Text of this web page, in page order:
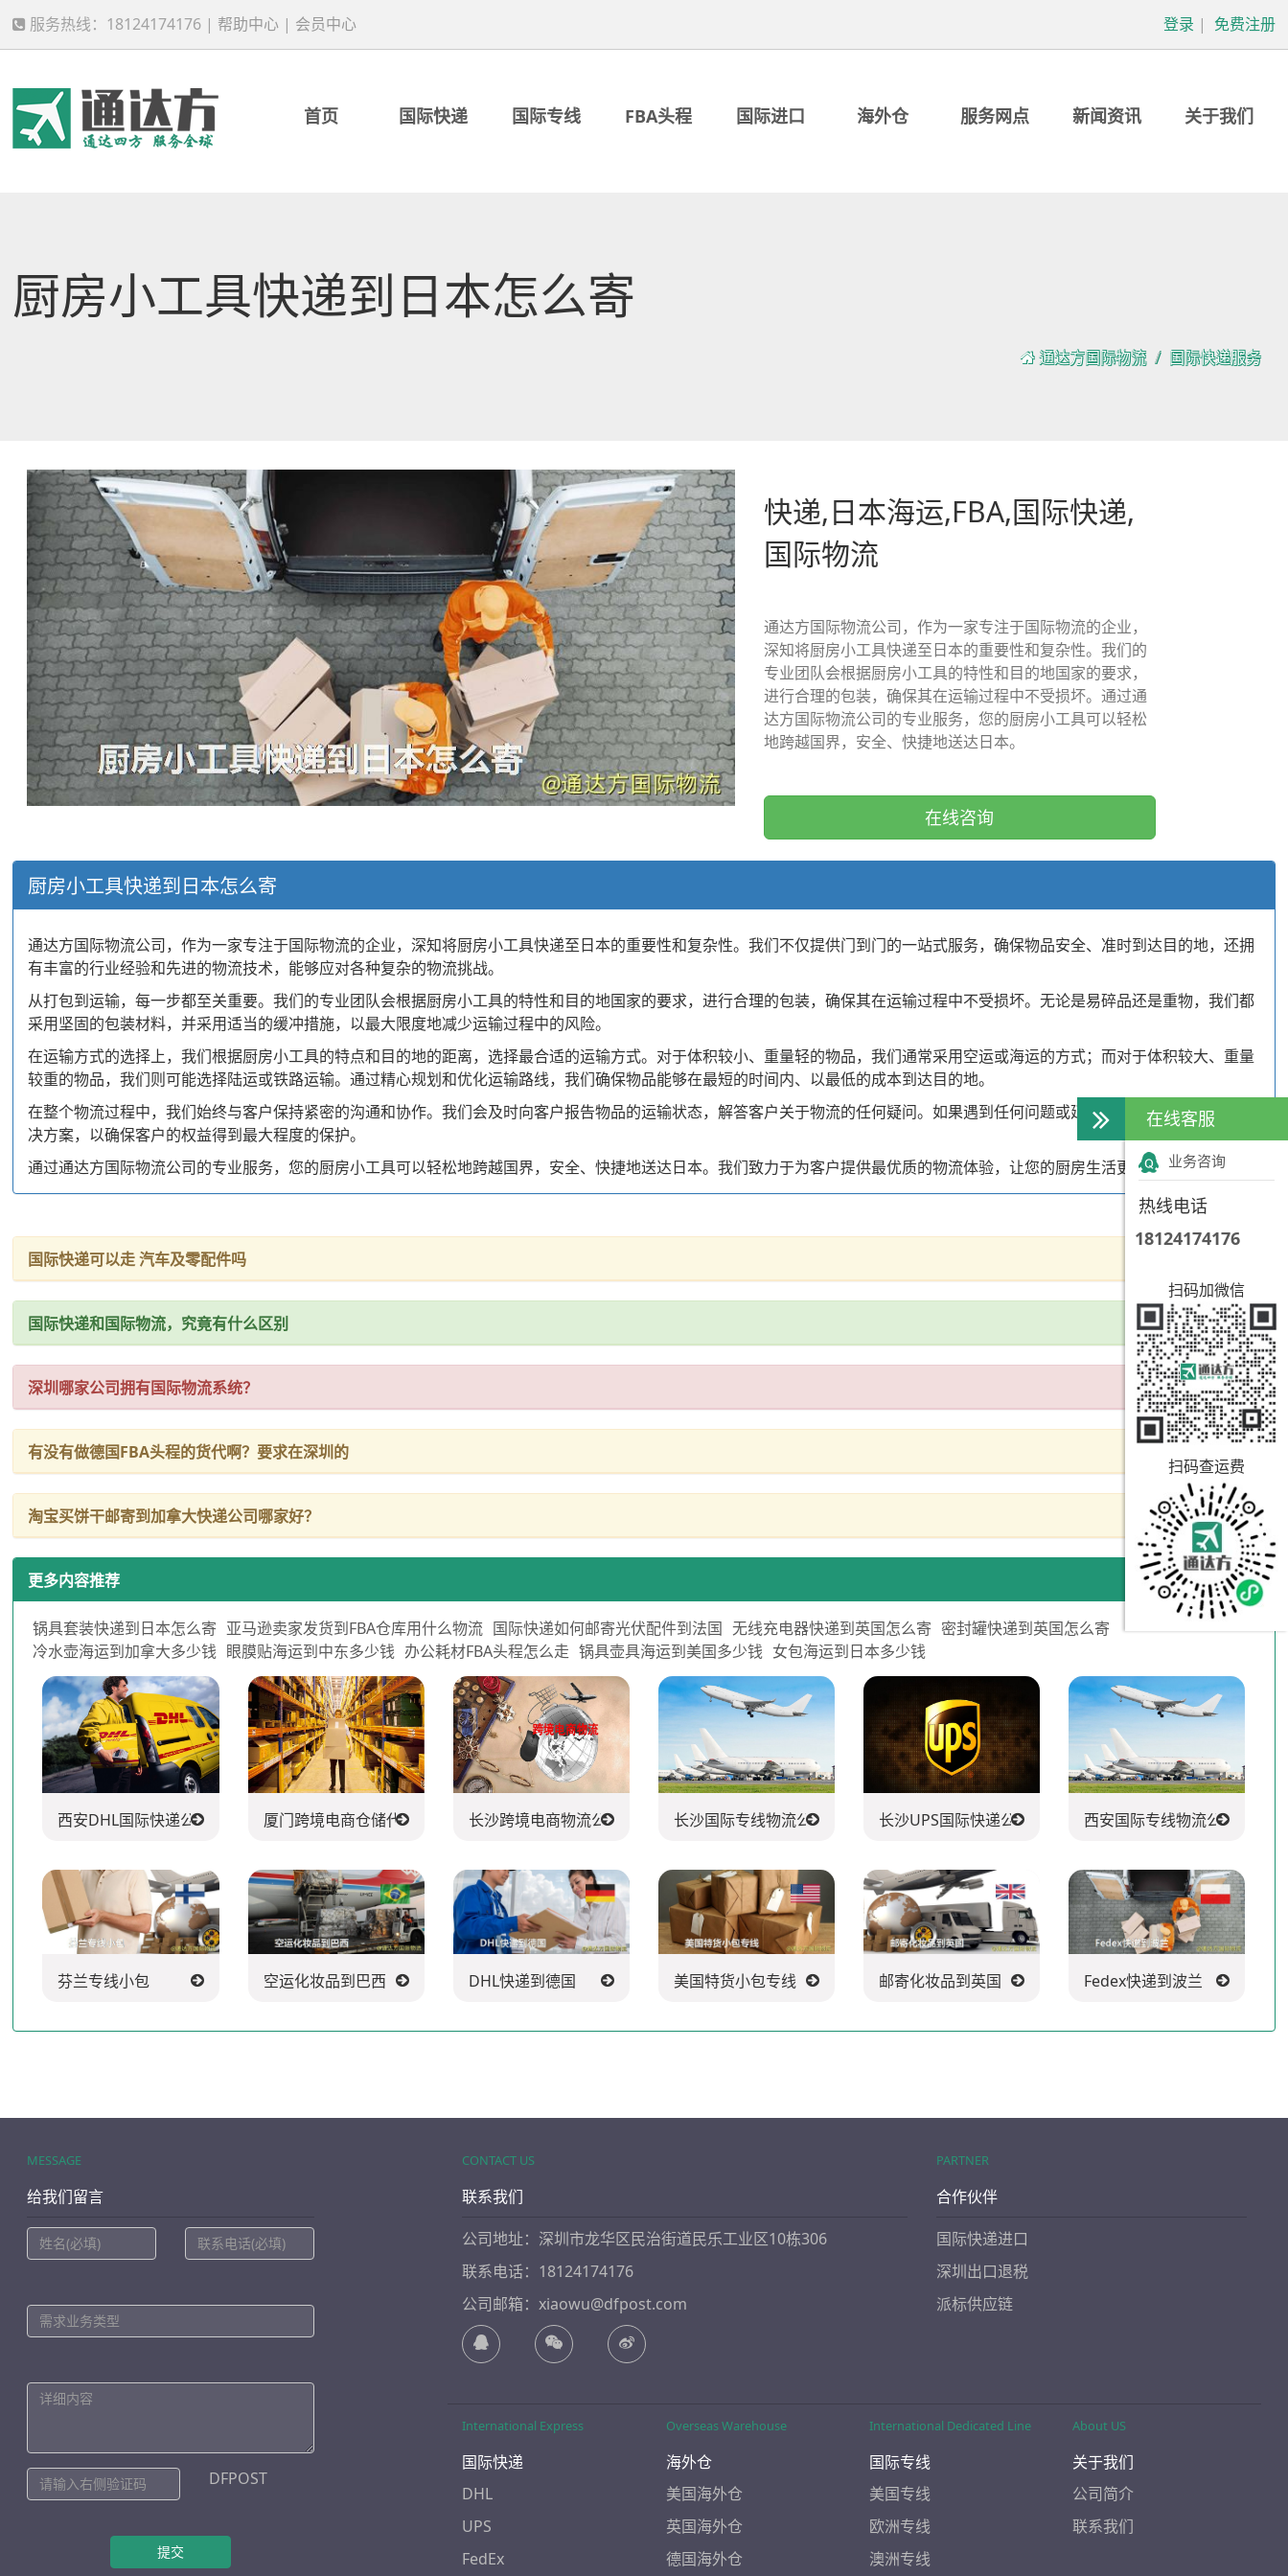
服务热线：18124174176 | 帮助中心 | 会员中心 登录 | 免费注册
首页 国际快递 国际专线 FBA头程 国际进口 海外仓 服务网点 新闻资讯 关于我们
厨房小工具快递到日本怎么寄
通达方国际物流 国际快递服务
快递,日本海运,FBA,国际快递,
国际物流
通达方国际物流公司，作为一家专注于国际物流的企业，
深知将厨房小工具快递至日本的重要性和复杂性。我们的
专业团队会根据厨房小工具的特性和目的地国家的要求，
进行合理的包装，确保其在运输过程中不受损坏。通过通
达方国际物流公司的专业服务，您的厨房小工具可以轻松
地跨越国界，安全、快捷地送达日本。
在线咨询
厨房小工具快递到日本怎么寄
通达方国际物流公司，作为一家专注于国际物流的企业，深知将厨房小工具快递至日本的重要性和复杂性。我们不仅提供门到门的一站式服务，确保物品安全、准时到达目的地，还拥
有丰富的行业经验和先进的物流技术，能够应对各种复杂的物流挑战。
从打包到运输，每一步都至关重要。我们的专业团队会根据厨房小工具的特性和目的地国家的要求，进行合理的包装，确保其在运输过程中不受损坏。无论是易碎品还是重物，我们都
采用坚固的包装材料，并采用适当的缓冲措施，以最大限度地减少运输过程中的风险。
在运输方式的选择上，我们根据厨房小工具的特点和目的地的距离，选择最合适的运输方式。对于体积较小、重量轻的物品，我们通常采用空运或海运的方式；而对于体积较大、重量
较重的物品，我们则可能选择陆运或铁路运输。通过精心规划和优化运输路线，我们确保物品能够在最短的时间内、以最低的成本到达目的地。
在整个物流过程中，我们始终与客户保持紧密的沟通和协作。我们会及时向客户报告物品的运输状态，解答客户关于物流的任何疑问。如果遇到任何问题或延误，我们都会积极寻求解
决方案，以确保客户的权益得到最大程度的保护。
通过通达方国际物流公司的专业服务，您的厨房小工具可以轻松地跨越国界，安全、快捷地送达日本。我们致力于为客户提供最优质的物流体验，让您的厨房生活更加丰富多彩。
国际快递可以走 汽车及零配件吗
国际快递和国际物流，究竟有什么区别
深圳哪家公司拥有国际物流系统？
有没有做德国FBA头程的货代啊？要求在深圳的
淘宝买饼干邮寄到加拿大快递公司哪家好？
更多内容推荐
锅具套装快递到日本怎么寄 亚马逊卖家发货到FBA仓库用什么物流 国际快递如何邮寄光伏配件到法国 无线充电器快递到英国怎么寄 密封罐快递到英国怎么寄
冷水壶海运到加拿大多少钱 眼膜贴海运到中东多少钱 办公耗材FBA头程怎么走 锅具壶具海运到美国多少钱 女包海运到日本多少钱
西安DHL国际快递公司 厦门跨境电商仓储代发货 长沙跨境电商物流公司 长沙国际专线物流公司 长沙UPS国际快递公司 西安国际专线物流公司
芬兰专线小包 空运化妆品到巴西 DHL快递到德国 美国特货小包专线 邮寄化妆品到英国 Fedex快递到波兰
MESSAGE
给我们留言
DFPOST
提交
CONTACT US
联系我们
公司地址：深圳市龙华区民治街道民乐工业区10栋306
联系电话：18124174176
公司邮箱：xiaowu@dfpost.com
PARTNER
合作伙伴
国际快递进口
深圳出口退税
派标供应链
International Express
国际快递
DHL
UPS
FedEx
Overseas Warehouse
海外仓
美国海外仓
英国海外仓
德国海外仓
International Dedicated Line
国际专线
美国专线
欧洲专线
澳洲专线
About US
关于我们
公司简介
联系我们
在线客服
业务咨询
热线电话
18124174176
扫码加微信
扫码查运费